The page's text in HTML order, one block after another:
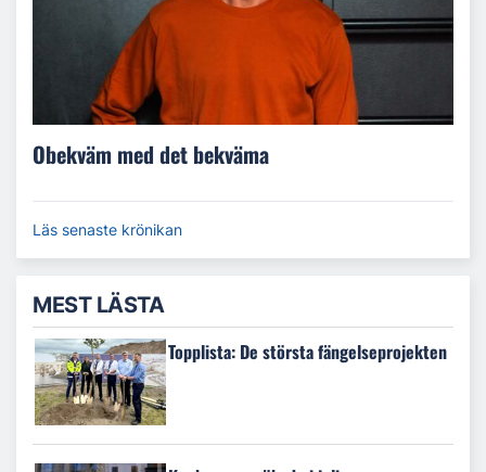
Obekväm med det bekväma
Läs senaste krönikan
MEST LÄSTA
Topplista: De största fängelseprojekten